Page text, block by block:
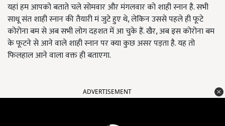
यहां हम आपको बताते चले सोमवार और मंगलवार को शाही स्नान है. सभी
साधू संत शाही स्नान की तैयारी मं जुटे हुए थे, लेकिन उससे पहले ही फूटे
कोरोना बम से अब सभी लोग दहशत में आ चुके हैं. खैर, अब इस कोरोना बम
के फूटने से आने वाले शाही स्नान पर क्या कुछ असर पड़ता है. यह तो
फिलहाल आने वाला वक्त ही बताएगा.
ADVERTISEMENT